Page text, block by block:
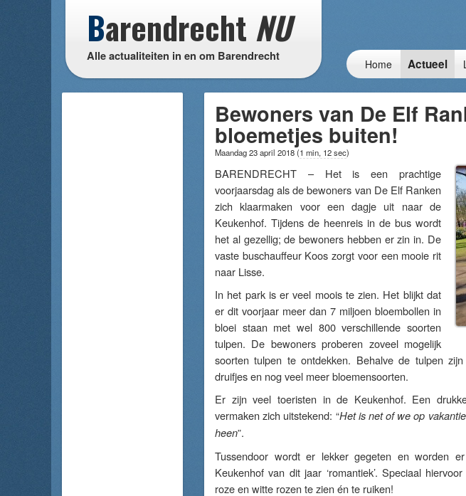
Barendrecht NU
Alle actualiteiten in en om Barendrecht
Home Actueel
Bewoners van De Elf
bloemetjes buiten!
Maandag 23 april 2018(1 min, 12 sec)
BARENDRECHT – Het is een prachtige
voorjaarsdag als de bewoners van De Elf Ranken
zich klaarmaken voor een dagje uit naar de
Keukenhof. Tijdens de heenreis in de bus wordt
het al gezellig; de bewoners hebben er zin in. De
vaste buschauffeur Koos zorgt voor een mooie rit
naar Lisse.
In het park is er veel moois te zien. Het blijkt dat
er dit voorjaar meer dan 7 miljoen bloembollen in
bloei staan met wel 800 verschillende soorten
tulpen. De bewoners proberen zoveel mogelijk
soorten tulpen te ontdekken. Behalve de tulpen
druifjes en nog veel meer bloemensoorten.
Er zijn veel toeristen in de Keukenhof. Een
vermaken zich uitstekend: “Het is net of we op
heen”.
Tussendoor wordt er lekker gegeten en worden
Keukenhof van dit jaar ‘romantiek’. Speciaal
roze en witte rozen te zien én te ruiken!